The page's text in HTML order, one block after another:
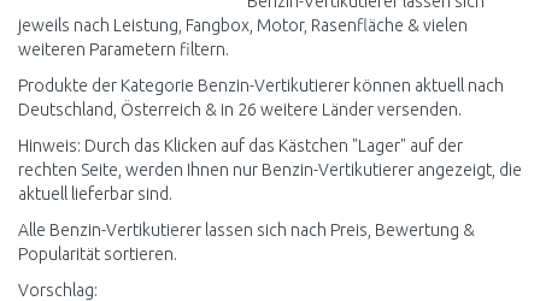
jeweils nach Leistung, Fangbox, Motor, Rasenfläche & vielen
weiteren Parametern filtern.
Produkte der Kategorie Benzin-Vertikutierer können aktuell nach
Deutschland, Österreich & in 26 weitere Länder versenden.
Hinweis: Durch das Klicken auf das Kästchen "Lager" auf der
rechten Seite, werden Ihnen nur Benzin-Vertikutierer angezeigt, die
aktuell lieferbar sind.
Alle Benzin-Vertikutierer lassen sich nach Preis, Bewertung &
Popularität sortieren.
Vorschlag: